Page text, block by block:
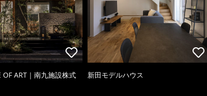
OF ART｜南九施設株式
新田モデルハウス